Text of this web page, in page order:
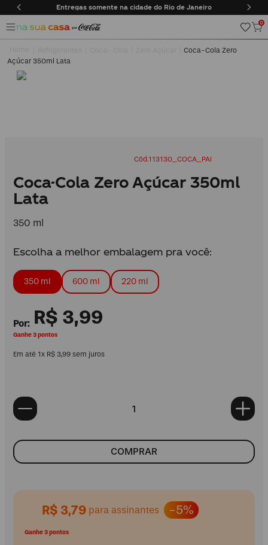
na cidade do Rio de Janeiro Frete Grátis em compras
0
Coca-Cola Zero
Açúcar 350ml Lata
113130_COCA_PAI
Coca-Cola Zero Açúcar 350ml
Lata
350 ml
Escolha a melhor embalagem pra você:
350 ml 600 ml 220 ml
R$ 3,99
Ganhe 3 pontos
Em até 1x R$ 3,99 sem juros
COMPRAR
R$ 3,79 para assinantes -5%
Ganhe 3 pontos